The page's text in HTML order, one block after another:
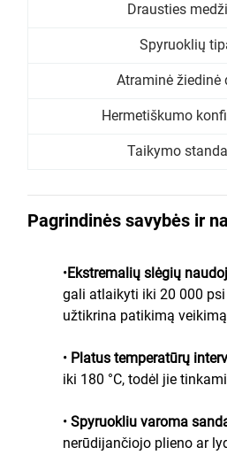
Drausties
Spyruoklių
Atraminė žiedinė
Hermetiškumo
Taikymo
Pagrindinės savybės ir
•Ekstremalių slėgių
gali atlaikyti iki 20 000
užtikrina patikimą
• Platus temperatūrų
iki 180 °C, todėl jie
• Spyruokliu varoma
nerūdijančiojo plieno ar